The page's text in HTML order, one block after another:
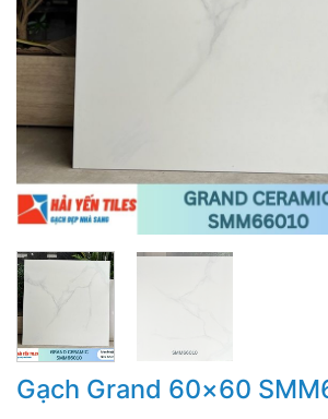
Gạch Grand 60×60